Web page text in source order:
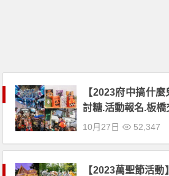
【2023府中搞什
討糖.活動報名.板橋
10月27日 52,347
【2023萬聖節活